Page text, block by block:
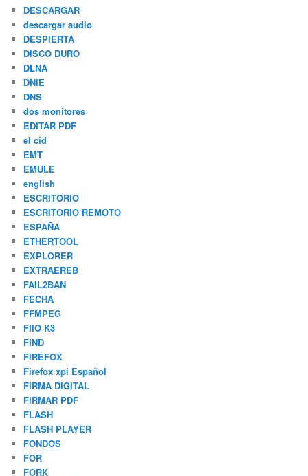
DESCARGAR
descargar audio
DESPIERTA
DISCO DURO
DLNA
DNIE
DNS
dos monitores
EDITAR PDF
el cid
EMT
EMULE
english
ESCRITORIO
ESCRITORIO REMOTO
ESPAÑA
ETHERTOOL
EXPLORER
EXTRAEREB
FAIL2BAN
FECHA
FFMPEG
FIIO K3
FIND
FIREFOX
Firefox xpi Español
FIRMA DIGITAL
FIRMAR PDF
FLASH
FLASH PLAYER
FONDOS
FOR
FORK